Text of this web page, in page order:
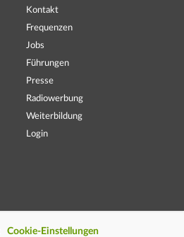
Kontakt
Frequenzen
Jobs
Führungen
Presse
Radiowerbung
Weiterbildung
Login
Cookie-Einstellungen